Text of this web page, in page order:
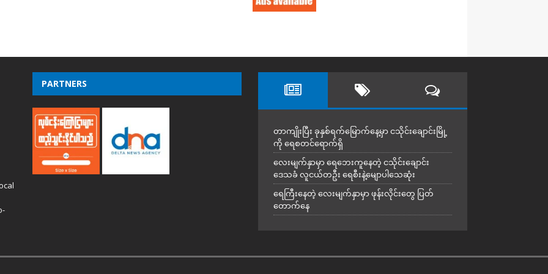
PARTNERS
တာကျိုးပြီး ခုနှစ်ရက်မြောက်နေ့မှာ ငသိုင်းချောင်းမြို့
ကို ရေစတင်ရောက်ရှိ
လေးမျက်နှာမှာ ရေဘေးကူနေတဲ့ ငသိုင်းချောင်း
ဒေသခံ လူငယ်တဦး ရေစီးနဲ့မျောပါသေဆုံး
ရေကြီးနေတဲ့ လေးမျက်နှာမှာ ဖုန်းလိုင်းတွေ ပြတ်
တောက်နေ